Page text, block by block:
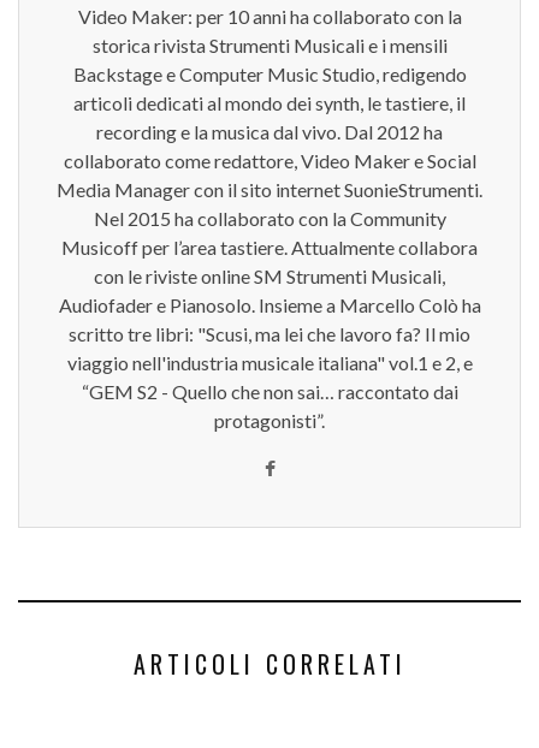
Video Maker: per 10 anni ha collaborato con la
storica rivista Strumenti Musicali e i mensili
Backstage e Computer Music Studio, redigendo
articoli dedicati al mondo dei synth, le tastiere, il
recording e la musica dal vivo. Dal 2012 ha
collaborato come redattore, Video Maker e Social
Media Manager con il sito internet SuonieStrumenti.
Nel 2015 ha collaborato con la Community
Musicoff per l’area tastiere. Attualmente collabora
con le riviste online SM Strumenti Musicali,
Audiofader e Pianosolo. Insieme a Marcello Colò ha
scritto tre libri: "Scusi, ma lei che lavoro fa? Il mio
viaggio nell'industria musicale italiana" vol.1 e 2, e
“GEM S2 - Quello che non sai… raccontato dai
protagonisti”.
ARTICOLI CORRELATI